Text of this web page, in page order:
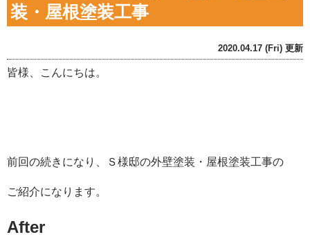
装・屋根塗装工事
2020.04.17 (Fri) 更新
皆様、こんにちは。
前回の続きになり、Ｓ様邸の外壁塗装・屋根塗装工事の
ご紹介になります。
After